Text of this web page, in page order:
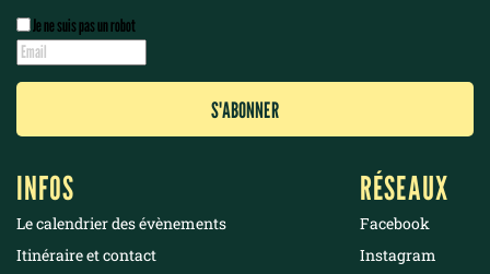
Je ne suis pas un robot
INFOS
Le calendrier des évènements
Itinéraire et contact
RÉSEAUX
Facebook
Instagram